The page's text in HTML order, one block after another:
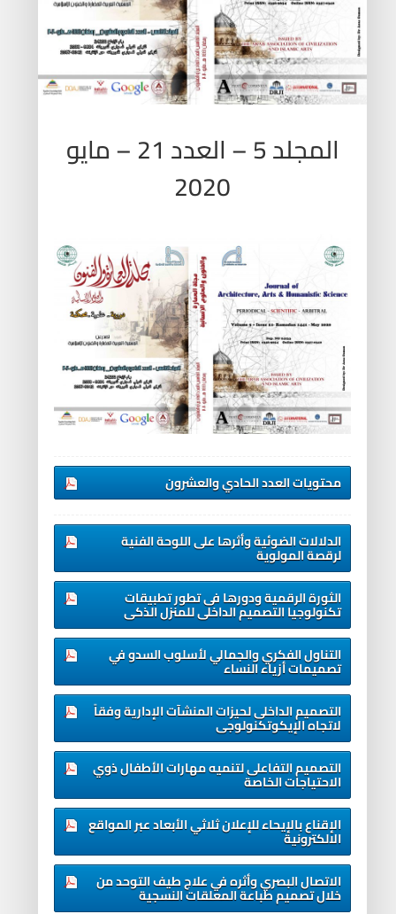
المجلد 5 – العدد 21 – مايو
2020
محتويات العدد الحادي والعشرون
الدلالات الضوئية وأثرها على اللوحة الفنية
لرقصة المولوية
الثورة الرقمية ودورها فى تطور تطبيقات
تكنولوجيا التصميم الداخلى للمنزل الذكى
التناول الفكري والجمالي لأسلوب السدو في
تصميمات أزياء النساء
التصمیم الداخلى لحیزات المنشآت الإدارية وفقاً
لاتجاه الإیکوتکنولوجى
التصميم التفاعلى لتنميه مهارات الأطفال ذوي
الاحتياجات الخاصة
الإقناع بالإيحاء للإعلان ثلاثي الأبعاد عبر المواقع
الالكترونية
الاتصال البصري وأثره في علاج طيف التوحد من
خلال تصميم طباعة المعلقات النسجية